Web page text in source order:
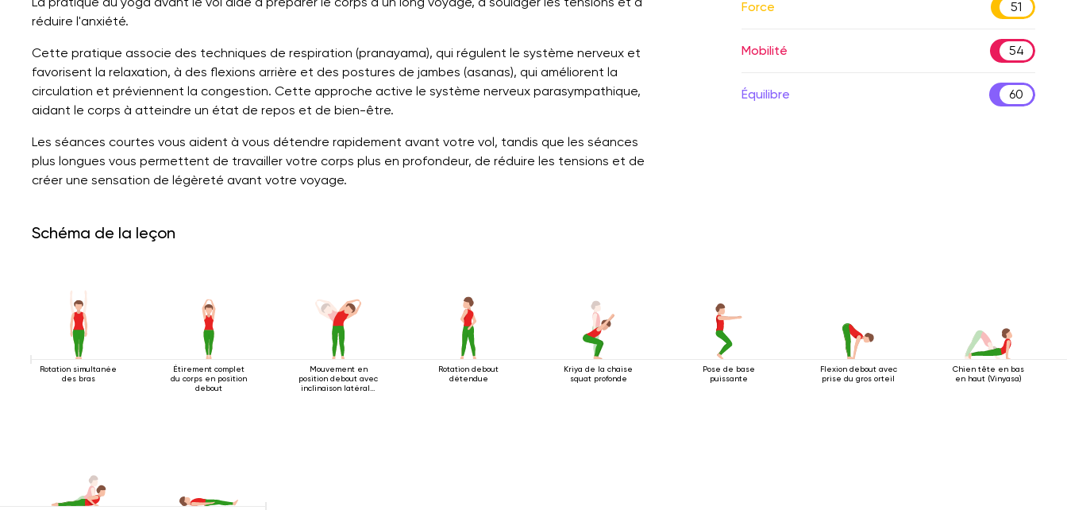
réduire l'anxiété.
Cette pratique associe des techniques de respiration (pranayama), qui régulent le système nerveux et
favorisent la relaxation, à des flexions arrière et des postures de jambes (asanas), qui améliorent la
circulation et préviennent la congestion. Cette approche active le système nerveux parasympathique,
aidant le corps à atteindre un état de repos et de bien-être.
Les séances courtes vous aident à vous détendre rapidement avant votre vol, tandis que les séances
plus longues vous permettent de travailler votre corps plus en profondeur, de réduire les tensions et de
créer une sensation de légèreté avant votre voyage.
Force 51
Mobilité 54
Équilibre 60
Schéma de la leçon
Rotation simultanée
des bras
Étirement complet
du corps en position
debout
Mouvement en
position debout avec
inclinaison latérale
Rotation debout
détendue
Kriya de la chaise
squat profonde
Pose de base
puissante
Flexion debout avec
prise du gros orteil
Chien tête en bas
en haut (Vinyasa)